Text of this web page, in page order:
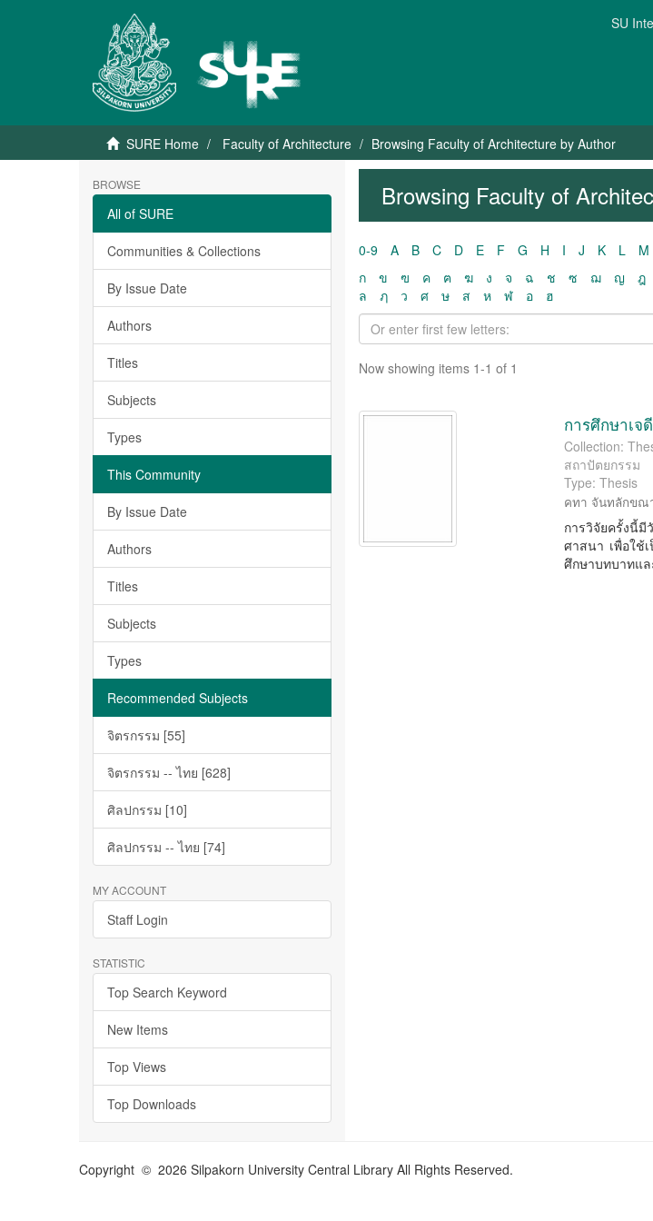
SU
SURE Home Faculty of Architecture Browsing Faculty of Architecture by Author
BROWSE
All of SURE
Communities & Collections
By Issue Date
Authors
Titles
Subjects
Types
This Community
By Issue Date
Authors
Titles
Subjects
Types
Recommended Subjects
จิตรกรรม [55]
จิตรกรรม -- ไทย [628]
ศิลปกรรม [10]
ศิลปกรรม -- ไทย [74]
MY ACCOUNT
Staff Login
STATISTIC
Top Search Keyword
New Items
Top Views
Top Downloads
Browsing Faculty of
0-9 A B C D E F G H I J K L M
ก
ข ฃ ค ฅ ฆ ง จ ฉ ช ซ ฌ ญ ฎ
ล
ฦ ว ศ ษ ส ห ฬ อ
ฮ
Now showing items 1-1 of 1
การศึกษาเ
Collection:
สถาปัตยกรรม
Type: Thesis
คทา จันทลักขณ
การวิจัยครั้งนี้
ศาสนา เพื่อใช้
ศึกษาบทบาทแ
Copyright © 2026 Silpakorn University Central Library All Rights Reserved.